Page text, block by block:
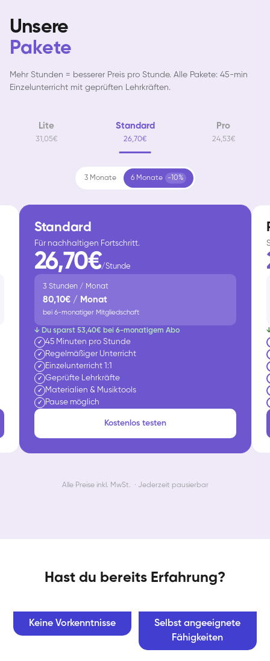
Unsere
Pakete
Mehr Stunden = besserer Preis pro Stunde. Alle Pakete: 45-min
Einzelunterricht mit geprüften Lehrkräften.
Lite
31,05€
Standard
26,70€
Pro
24,53€
3 Monate 6 Monate -10%
Standard
Für nachhaltigen Fortschritt.
26,70€/Stunde
3 Stunden / Monat
80,10€ / Monat
bei 6-monatiger Mitgliedschaft
↓ Du sparst 53,40€ bei 6-monatigem Abo
✓ 45 Minuten pro Stunde
✓ Regelmäßiger Unterricht
✓ Einzelunterricht 1:1
✓ Geprüfte Lehrkräfte
✓ Materialien & Musiktools
✓ Pause möglich
Kostenlos testen
Alle Preise inkl. MwSt. · Jederzeit pausierbar
Hast du bereits Erfahrung?
Keine Vorkenntnisse
Selbst angeeignete
Fähigkeiten